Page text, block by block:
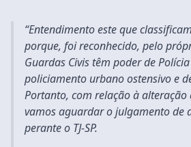
“Entendimento este que
porque, foi reconhecido, pelo
Guardas Civis têm poder de
policiamento urbano ostensivo e
Portanto, com relação à
vamos aguardar o julgamento de
perante o TJ-SP.